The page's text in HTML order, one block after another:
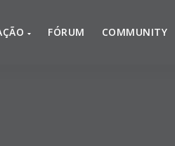
FÓRUM COMMUNITY